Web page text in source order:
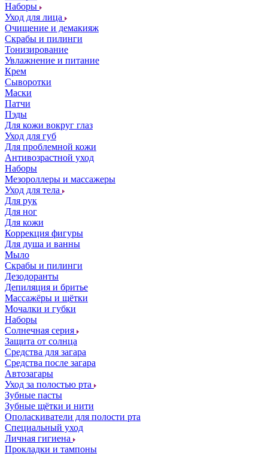
Наборы
Уход для лица
Очищение и демакияж
Скрабы и пилинги
Тонизирование
Увлажнение и питание
Крем
Сыворотки
Маски
Патчи
Пэды
Для кожи вокруг глаз
Уход для губ
Для проблемной кожи
Антивозрастной уход
Наборы
Мезороллеры и массажеры
Уход для тела
Для рук
Для ног
Для кожи
Коррекция фигуры
Для душа и ванны
Мыло
Скрабы и пилинги
Дезодоранты
Депиляция и бритье
Массажёры и щётки
Мочалки и губки
Наборы
Солнечная серия
Защита от солнца
Средства для загара
Средства после загара
Автозагары
Уход за полостью рта
Зубные пасты
Зубные щётки и нити
Ополаскиватели для полости рта
Специальный уход
Личная гигиена
Прокладки и тампоны